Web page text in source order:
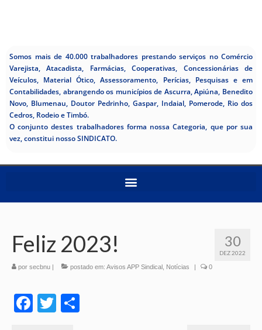
Somos mais de 40.000 trabalhadores prestando serviços no Comércio
Varejista, Atacadista, Farmácias, Cooperativas, Concessionárias de
Veículos, Material Ótico, Assessoramento, Perícias, Pesquisas e em
Contabilidades, abrangendo os municípios de Ascurra, Apiúna, Benedito
Novo, Blumenau, Doutor Pedrinho, Gaspar, Indaial, Pomerode, Rio dos
Cedros, Rodeio e Timbó.
O conjunto destes trabalhadores forma nossa Categoria, que por sua
vez, constitui nosso SINDICATO.
30
DEZ 2022
Feliz 2023!
por secbnu postado em: Avisos APP Sindical Notícias 0
Facebook
Twitter